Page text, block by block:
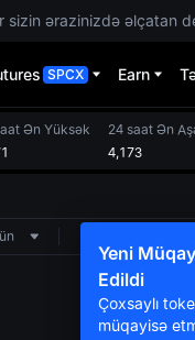
ərazinizdə əlçatan
SPCX Earn
Ən Yüksək
24 saat Ən
4,173
Yeni
Edildi
Çoxsaylı
müqayisə